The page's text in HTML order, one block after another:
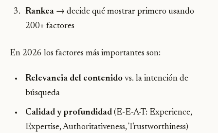
Rankea → decide qué mostrar primero usando
200+ factores
En 2026 los factores más importantes son:
Relevancia del contenido vs. la intención de
búsqueda
Calidad y profundidad (E-E-A-T: Experience,
Expertise, Authoritativeness, Trustworthiness)